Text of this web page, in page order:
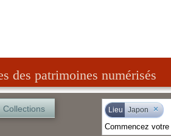
des patrimoines numérisés
Collections Lieu Japon ×